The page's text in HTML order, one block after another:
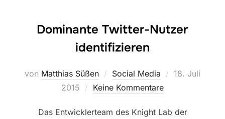
Dominante Twitter-Nutzer
identifizieren
von Matthias Süßen Social Media
Veröffentlicht
18. Juli
2015
Keine Kommentare
Das Entwicklerteam des Knight Lab der